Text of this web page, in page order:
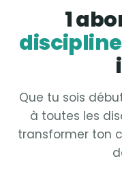
1
Que tu sois
à toutes les
transformer ton